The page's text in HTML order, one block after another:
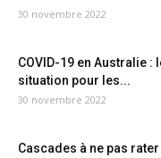
30 novembre 2022
COVID-19 en Australie :
situation pour les...
30 novembre 2022
Cascades à ne pas